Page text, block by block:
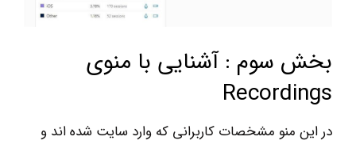
بخش سوم : آشنایی با منوی
Recordings
در این منو مشخصات کاربرانی که وارد سایت شده اند و